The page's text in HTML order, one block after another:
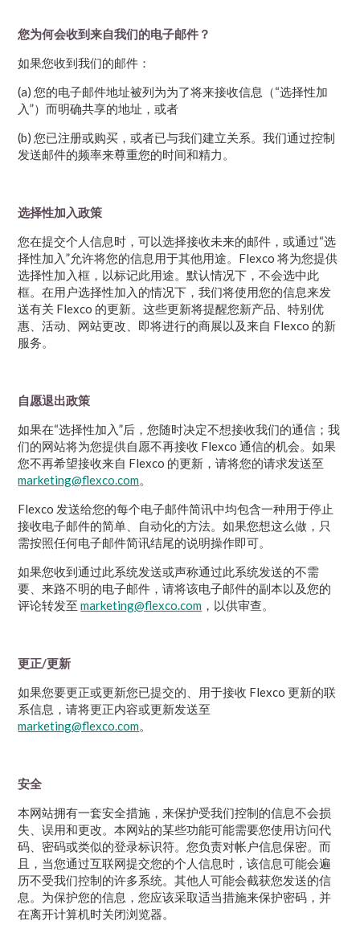
您为何会收到来自我们的电子邮件？
如果您收到我们的邮件：
(a) 您的电子邮件地址被列为为了将来接收信息（“选择性加
入”）而明确共享的地址，或者
(b) 您已注册或购买，或者已与我们建立关系。我们通过控制
发送邮件的频率来尊重您的时间和精力。
选择性加入政策
您在提交个人信息时，可以选择接收未来的邮件，或通过“选
择性加入”允许将您的信息用于其他用途。Flexco 将为您提供
选择性加入框，以标记此用途。默认情况下，不会选中此
框。在用户选择性加入的情况下，我们将使用您的信息来发
送有关 Flexco 的更新。这些更新将提醒您新产品、特别优
惠、活动、网站更改、即将进行的商展以及来自 Flexco 的新
服务。
自愿退出政策
如果在“选择性加入”后，您随时决定不想接收我们的通信；我
们的网站将为您提供自愿不再接收 Flexco 通信的机会。如果
您不再希望接收来自 Flexco 的更新，请将您的请求发送至
marketing@flexco.com。
Flexco 发送给您的每个电子邮件简讯中均包含一种用于停止
接收电子邮件的简单、自动化的方法。如果您想这么做，只
需按照任何电子邮件简讯结尾的说明操作即可。
如果您收到通过此系统发送或声称通过此系统发送的不需
要、来路不明的电子邮件，请将该电子邮件的副本以及您的
评论转发至marketing@flexco.com ，以供审查。
更正/更新
如果您要更正或更新您已提交的、用于接收 Flexco 更新的联
系信息，请将更正内容或更新发送至
marketing@flexco.com。
安全
本网站拥有一套安全措施，来保护受我们控制的信息不会损
失、误用和更改。本网站的某些功能可能需要您使用访问代
码、密码或类似的登录标识符。您负责对帐户信息保密。而
且，当您通过互联网提交您的个人信息时，该信息可能会遍
历不受我们控制的许多系统。其他人可能会截获您发送的信
息。为保护您的信息，您应该采取适当措施来保护密码，并
在离开计算机时关闭浏览器。